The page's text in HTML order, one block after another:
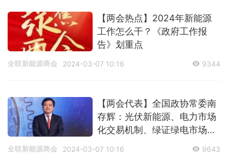
【两会热点】2024年新能源
工作怎么干？《政府工作报
告》划重点
全联新能源商会 2024-03-07 10:16 9344
【两会代表】全国政协常委南
存辉：光伏新能源、电力市场
化交易机制、绿证绿电市场机
全联新能源商会 2024-03-07 10:16 9643